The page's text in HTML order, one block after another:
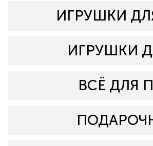
ИГРУШКИ
ИГРУШКИ
ВСЁ ДЛЯ